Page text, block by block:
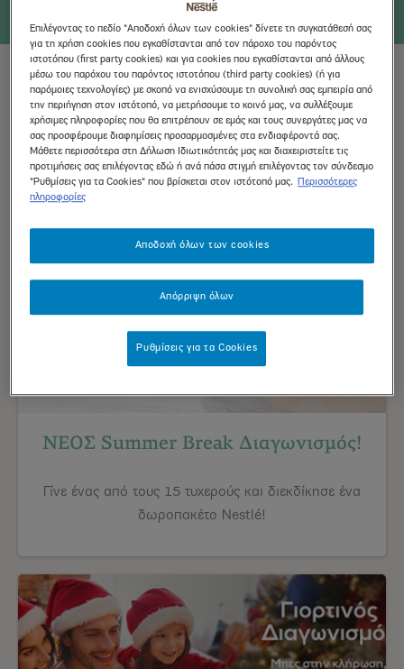
Οι Διαγωνισμοί μας
ΝΕΟΣ Summer Break Διαγωνισμός!
Γίνε ένας από τους 15 τυχερούς και διεκδίκησε ένα
δωροπακέτο Nestlé!
Επιλέγοντας το πεδίο "Αποδοχή όλων των cookies" δίνετε τη συγκατάθεσή σας
για τη χρήση cookies που εγκαθίστανται από τον πάροχο του παρόντος
ιστοτόπου (first party cookies) και για cookies που εγκαθίστανται από άλλους
μέσω του παρόχου του παρόντος ιστοτόπου (third party cookies) (ή για
παρόμοιες τεχνολογίες) με σκοπό να ενισχύσουμε τη συνολική σας εμπειρία από
την περιήγηση στον ιστότοπό, να μετρήσουμε το κοινό μας, να συλλέξουμε
χρήσιμες πληροφορίες που θα επιτρέπουν σε εμάς και τους συνεργάτες μας να
σας προσφέρουμε διαφημίσεις προσαρμοσμένες στα ενδιαφέροντά σας.
Μάθετε περισσότερα στη Δήλωση Ιδιωτικότητάς μας και διαχειριστείτε τις
προτιμήσεις σας επιλέγοντας εδώ ή ανά πάσα στιγμή επιλέγοντας τον σύνδεσμο
"Ρυθμίσεις για τα Cookies" που βρίσκεται στον ιστότοπό μας. Περισσότερες
πληροφορίες
Απόρριψη όλων
Αποδοχή όλων των cookies
Ρυθμίσεις για τα Cookies